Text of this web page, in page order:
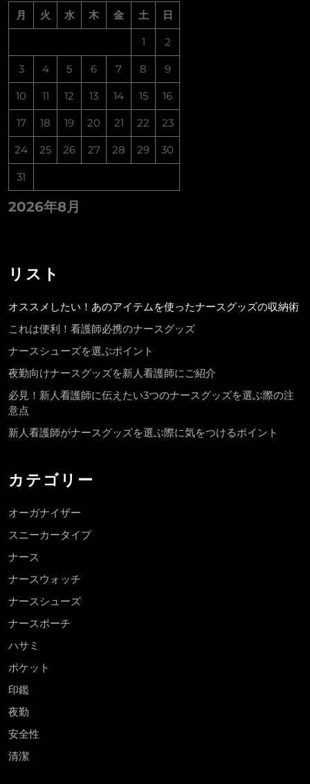
2026年8月
月 火 水 木 金 土 日
1 2
3 4 5 6 7 8 9
10 11 12 13 14 15 16
17 18 19 20 21 22 23
24 25 26 27 28 29 30
31
リスト
オススメしたい！あのアイテムを使ったナースグッズの収納術
これは便利！看護師必携のナースグッズ
ナースシューズを選ぶポイント
夜勤向けナースグッズを新人看護師にご紹介
必見！新人看護師に伝えたい3つのナースグッズを選ぶ際の注
意点
新人看護師がナースグッズを選ぶ際に気をつけるポイント
カテゴリー
オーガナイザー
スニーカータイプ
ナース
ナースウォッチ
ナースシューズ
ナースポーチ
ハサミ
ポケット
印鑑
夜勤
安全性
清潔